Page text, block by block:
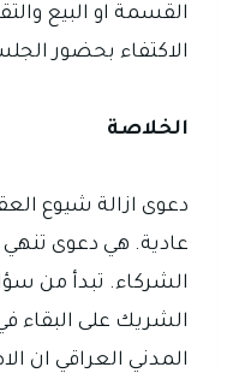
القسمة او البيع
الاكتفاء بحضور
الخلاصة
دعوى ازالة شيوع
عادية. هي دعوى تنهي
الشركاء. تبدأ من
الشريك على البقاء
المدني العراقي ان